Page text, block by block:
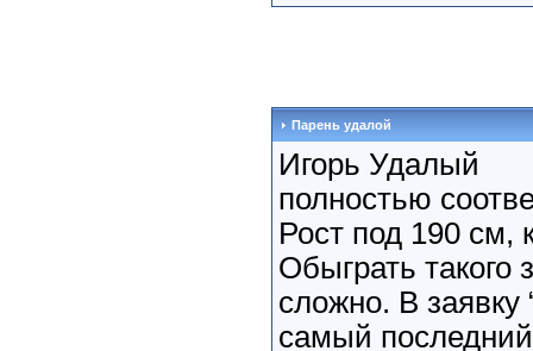
Парень удалой
Игорь Удалый
полностью
Рост под 190 см,
Обыграть такого
сложно. В заявку
самый